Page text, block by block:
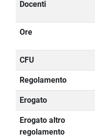
Docenti
Ore
CFU
Regolamento
Erogato
Erogato altro
regolamento